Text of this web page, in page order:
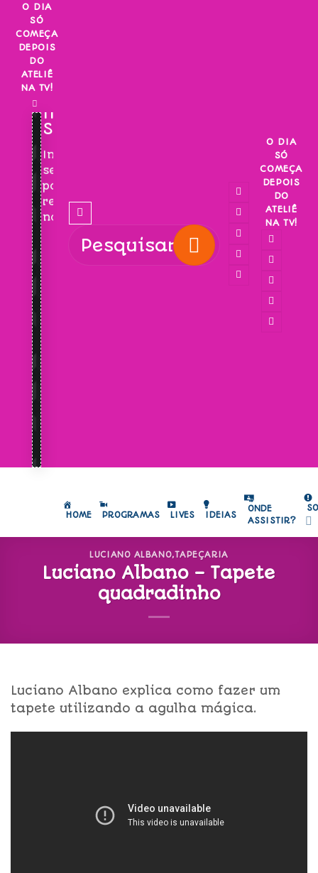
Skip
content
O DIA
SÓ
COMEÇA
DEPOIS
DO
ATELIÊ
NA TV!
INSCREVA-
SE!
Inscreva-
se
para
receber
novidades!
O DIA
SÓ
COMEÇA
DEPOIS
DO
ATELIÊ
NA TV!
HOME PROGRAMAS LIVES IDEIAS
ONDE
ASSISTIR?
LUCIANO ALBANO,TAPEÇARIA
Luciano Albano – Tapete
quadradinho
Luciano Albano explica como fazer um
tapete utilizando a agulha mágica.